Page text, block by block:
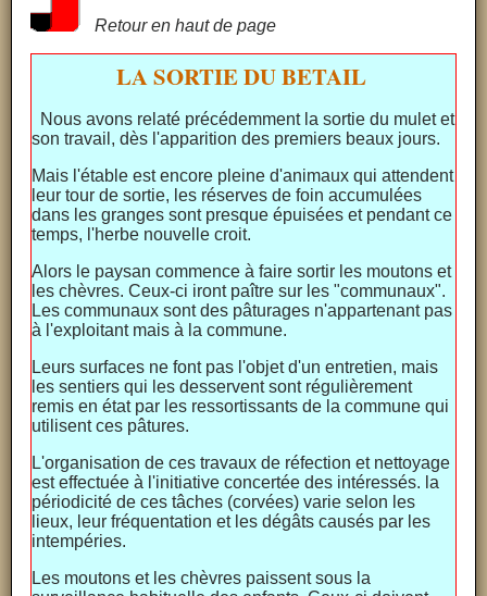
Retour en haut de page
LA SORTIE DU BETAIL
Nous avons relaté précédemment la sortie du mulet et
son travail, dès l'apparition des premiers beaux jours.
Mais l'étable est encore pleine d'animaux qui attendent
leur tour de sortie, les réserves de foin accumulées
dans les granges sont presque épuisées et pendant ce
temps, l'herbe nouvelle croit.
Alors le paysan commence à faire sortir les moutons et
les chèvres. Ceux-ci iront paître sur les "communaux".
Les communaux sont des pâturages n'appartenant pas
à l'exploitant mais à la commune.
Leurs surfaces ne font pas l'objet d'un entretien, mais
les sentiers qui les desservent sont régulièrement
remis en état par les ressortissants de la commune qui
utilisent ces pâtures.
L'organisation de ces travaux de réfection et nettoyage
est effectuée à l'initiative concertée des intéressés. la
périodicité de ces tâches (corvées) varie selon les
lieux, leur fréquentation et les dégâts causés par les
intempéries.
Les moutons et les chèvres paissent sous la